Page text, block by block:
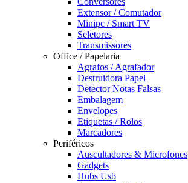
Extensor / Comutador
Minipc / Smart TV
Seletores
Transmissores
Office / Papelaria
Agrafos / Agrafador
Destruidora Papel
Detector Notas Falsas
Embalagem
Envelopes
Etiquetas / Rolos
Marcadores
Periféricos
Auscultadores & Microfones
Gadgets
Hubs Usb